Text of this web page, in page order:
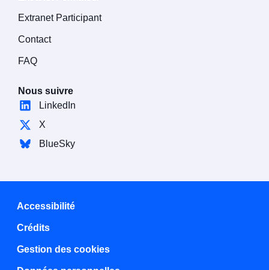
Extranet Participant
Contact
FAQ
Nous suivre
LinkedIn
X
BlueSky
Accessibilité
Crédits
Gestion des cookies